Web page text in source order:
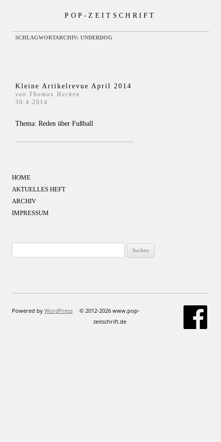
POP-ZEITSCHRIFT
SCHLAGWORTARCHIV: UNDERDOG
Kleine Artikelrevue April 2014
von Thomas Hecken
30.4.2014
Thema: Reden über Fußball
HOME
AKTUELLES HEFT
ARCHIV
IMPRESSUM
nach:
Powered by WordPress
© 2012-2026 www.pop-
zeitschrift.de